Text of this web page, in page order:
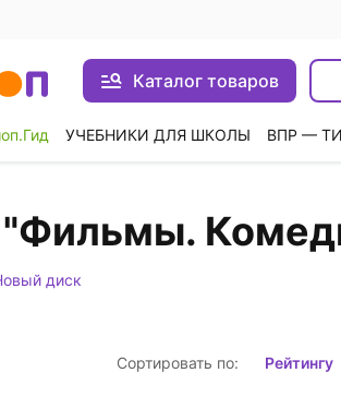
Каталог товаров
УЧЕБНИКИ ДЛЯ ШКОЛЫ ВПР —
диск
Сортировать по: рейтингу